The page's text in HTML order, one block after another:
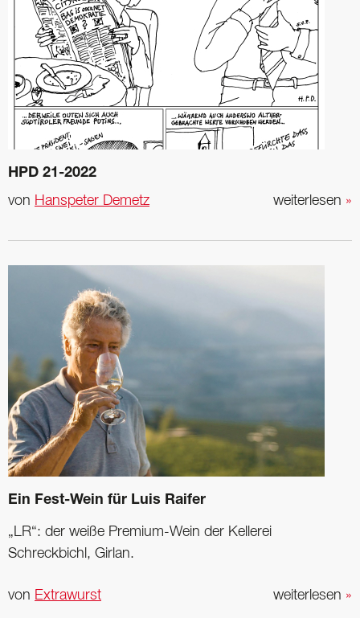
HPD 21-2022
weiterlesen »
von Hanspeter Demetz
Ein Fest-Wein für Luis Raifer
„LR“: der weiße Premium-Wein der Kellerei
Schreckbichl, Girlan.
weiterlesen »
von Extrawurst